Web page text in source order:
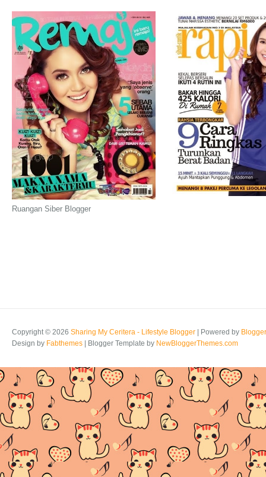
Ruangan Siber Blogger
Copyright © 2026 Sharing My Ceritera - Lifestyle Blogger | Powered by Blogger
Design by Fabthemes | Blogger Template by NewBloggerThemes.com